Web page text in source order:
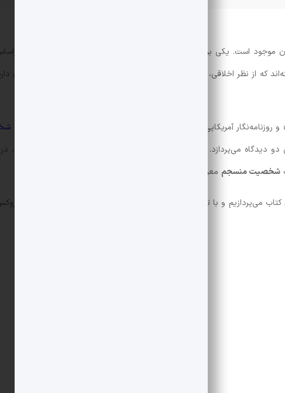
موجود است. یکی بر
تاکید دارد.
که از نظر اخلاقی، سیاسی، آموزشی و… دیدگاه‌های متفاوتی نسبت به انسان
و روزنامه‌نگار آمریکایی که به مواضع راست میانه‌اش شهرت دارد، در کتاب
جاده
دیدگاه می‌پردازد. او با آوردن مثال‌هایی از زندگی برخی شخصیت‌های بزرگ،
شخصیت منسجم معرفی کند.
می‌پردازیم و با تحولات شخصیت انسان در بستر تاریخ به روایت دیوید